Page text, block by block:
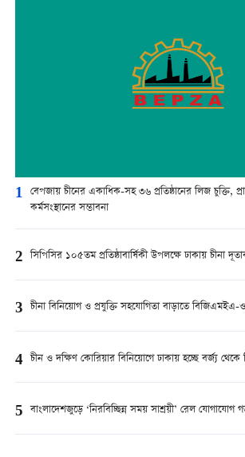
1 বেপজায় চীনের একাধিক-সহ ৩৬ প্রতিষ্ঠানের লিজ চুক্তি,
কর্মসংস্থানের সম্ভাবনা
2 সিপিসির ১০৫তম প্রতিষ্ঠাবার্ষিকী উপলক্ষে ঢাকায় চীনা
3 চীনা বিনিয়োগ ও প্রযুক্তি সহযোগিতা বাড়াতে
4 চীন ও দক্ষিণ কোরিয়ার বিনিয়োগে ঢাকায় হচ্ছে বর্জ্য থেকে
5 বাংলাদেশজুড়ে ‘নিরবিচ্ছিন্ন সময় সাশ্রয়ী’ রেল যোগাযোগ